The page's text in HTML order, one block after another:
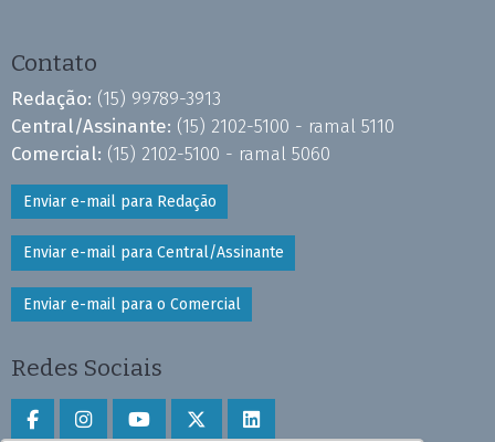
Contato
Redação: (15) 99789-3913
Central/Assinante: (15) 2102-5100 - ramal 5110
Comercial: (15) 2102-5100 - ramal 5060
Enviar e-mail para Redação
Enviar e-mail para Central/Assinante
Enviar e-mail para o Comercial
Redes Sociais